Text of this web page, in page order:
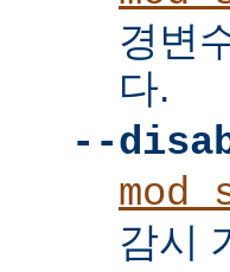
경변
다.
--
감시